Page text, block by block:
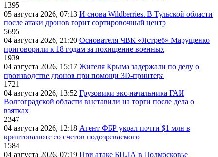
1395
05 августа 2026, 07:13 И снова Wildberries. В Тульской области
после атаки дронов горит сортировочный центр
5695
04 августа 2026, 21:20 Основателя ЧВК «Ястреб» Марущенко
приговорили к 18 годам за похищение военных
1939
04 августа 2026, 15:17 Жителя Крыма задержали по делу о
производстве дронов при помощи 3D‑принтера
1721
04 августа 2026, 13:52 Грузовики экс-начальника ГАИ
Волгоградской области выставили на торги после дела о
взятках
2347
04 августа 2026, 12:18 Агент ФБР украл почти $1 млн в
криптовалюте со счетов подозреваемого
1584
04 августа 2026, 07:19 При атаке БПЛА в Подмосковье